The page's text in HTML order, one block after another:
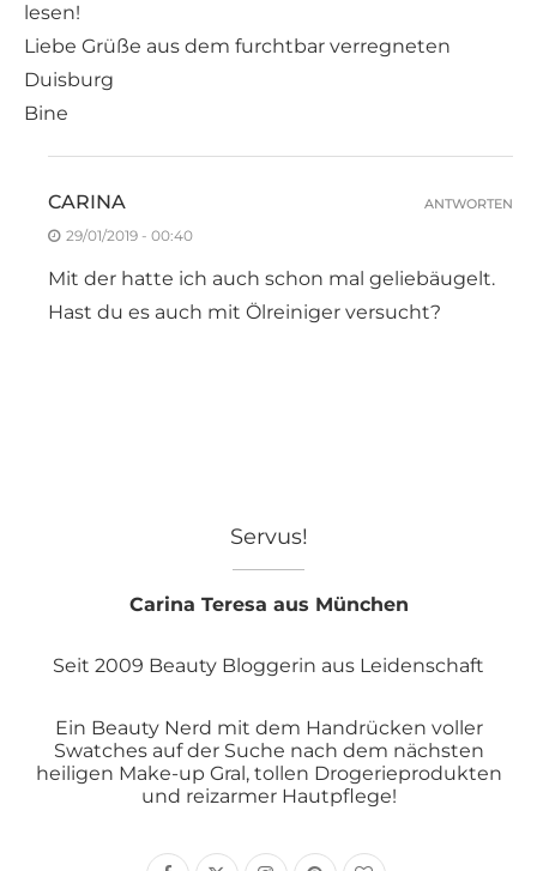
lesen!
Liebe Grüße aus dem furchtbar verregneten
Duisburg
Bine
CARINA
29/01/2019 - 00:40
Mit der hatte ich auch schon mal geliebäugelt.
Hast du es auch mit Ölreiniger versucht?
ANTWORTEN
Servus!
Carina Teresa aus München
Seit 2009 Beauty Bloggerin aus Leidenschaft
Ein Beauty Nerd mit dem Handrücken voller
Swatches auf der Suche nach dem nächsten
heiligen Make-up Gral, tollen Drogerieprodukten
und reizarmer Hautpflege!